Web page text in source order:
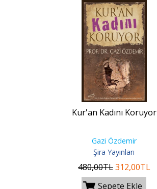
Kur'an Kadını Koruyor
Gazi Özdemir
Şira Yayınları
480,00TL312,00TL
Sepete Ekle